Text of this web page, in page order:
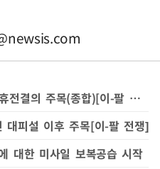
안보리, 중동사태 긴급회의…휴전결의 주목(종합)[이-팔 전쟁]
대피설 이후 주목[이-팔 전쟁]
대한 미사일 보복공습 시작